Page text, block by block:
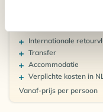
Internationale
Transfer
Accommodatie
Verplichte kosten in
Vanaf-prijs per persoon